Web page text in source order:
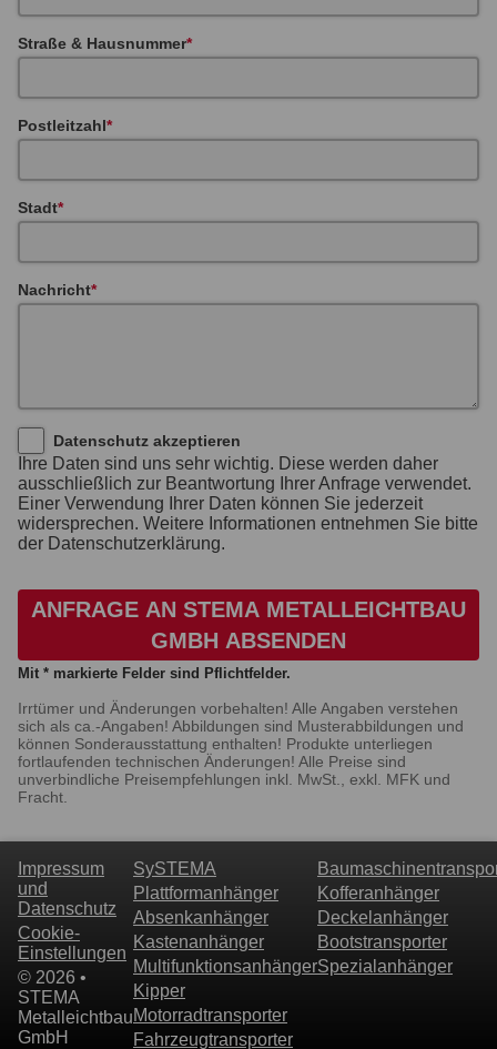
Straße & Hausnummer
Postleitzahl
Stadt
Nachricht
Datenschutz akzeptieren
Ihre Daten sind uns sehr wichtig. Diese werden daher
ausschließlich zur Beantwortung Ihrer Anfrage verwendet.
Einer Verwendung Ihrer Daten können Sie jederzeit
widersprechen. Weitere Informationen entnehmen Sie bitte
der Datenschutzerklärung.
ANFRAGE AN STEMA METALLEICHTBAU
GMBH ABSENDEN
Mit * markierte Felder sind Pflichtfelder.
Irrtümer und Änderungen vorbehalten! Alle Angaben verstehen
sich als ca.-Angaben! Abbildungen sind Musterabbildungen und
können Sonderausstattung enthalten! Produkte unterliegen
fortlaufenden technischen Änderungen! Alle Preise sind
unverbindliche Preisempfehlungen inkl. MwSt., exkl. MFK und
Fracht.
Impressum
und
Datenschutz
Cookie-
Einstellungen
© 2026 •
STEMA
Metalleichtbau
GmbH
SySTEMA
Plattformanhänger
Absenkanhänger
Kastenanhänger
Multifunktionsanhänger
Kipper
Motorradtransporter
Fahrzeugtransporter
Kofferanhänger
Deckelanhänger
Bootstransporter
Spezialanhänger